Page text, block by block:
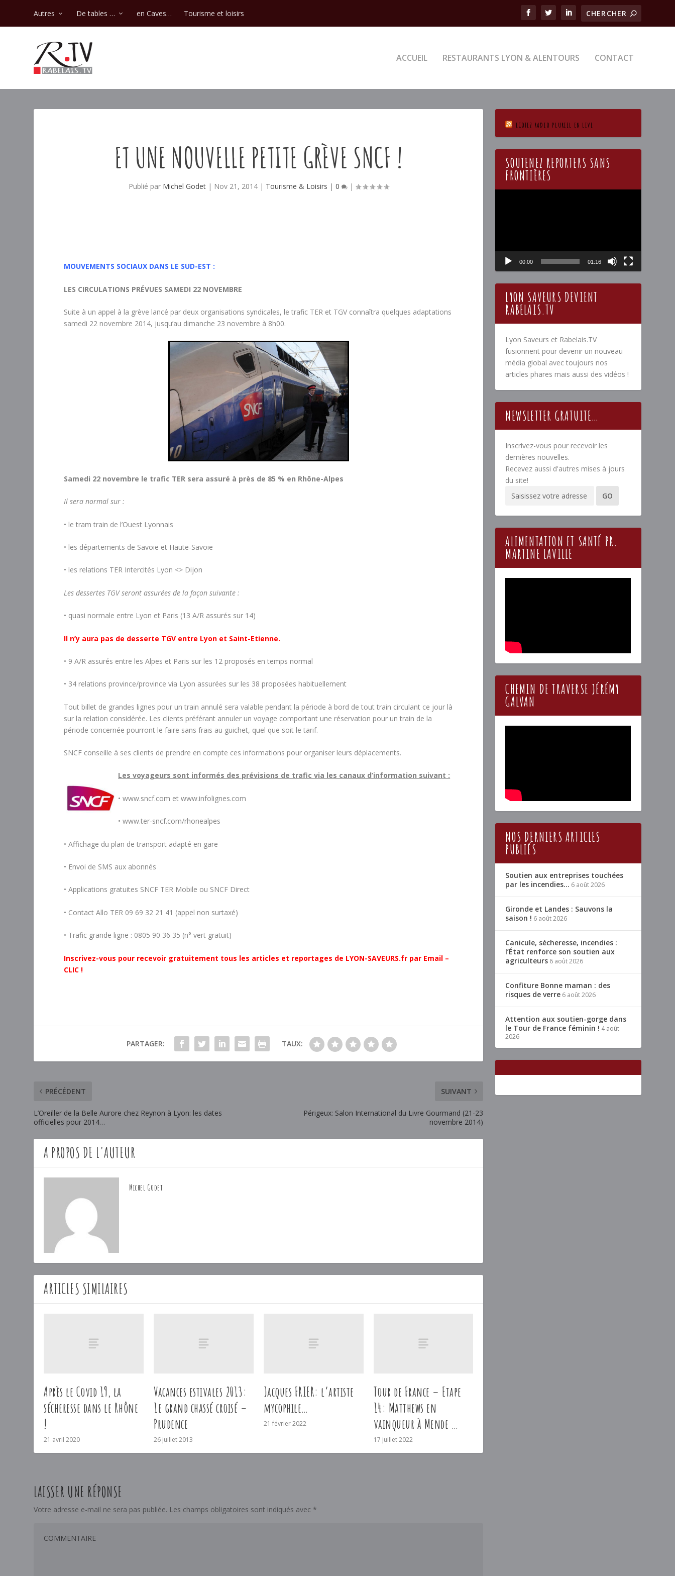
Autres De tables … en Caves… Tourisme et loisirs
ACCUEIL RESTAURANTS LYON & ALENTOURS CONTACT
ET UNE NOUVELLE PETITE GRÈVE SNCF !
Publié par Michel Godet| Nov 21, 2014| Tourisme & Loisirs | 0 |
MOUVEMENTS SOCIAUX DANS LE SUD-EST :
LES CIRCULATIONS PRÉVUES SAMEDI 22 NOVEMBRE
Suite à un appel à la grève lancé par deux organisations syndicales, le trafic TER et TGV connaîtra quelques adaptations
samedi 22 novembre 2014, jusqu’au dimanche 23 novembre à 8h00.
Samedi 22 novembre le trafic TER sera assuré à près de 85 % en Rhône-Alpes
Il sera normal sur :
• le tram train de l’Ouest Lyonnais
• les départements de Savoie et Haute-Savoie
• les relations TER Intercités Lyon <> Dijon
Les dessertes TGV seront assurées de la façon suivante :
• quasi normale entre Lyon et Paris (13 A/R assurés sur 14)
Il n’y aura pas de desserte TGV entre Lyon et Saint-Etienne.
• 9 A/R assurés entre les Alpes et Paris sur les 12 proposés en temps normal
• 34 relations province/province via Lyon assurées sur les 38 proposées habituellement
Tout billet de grandes lignes pour un train annulé sera valable pendant la période à bord de tout train circulant ce jour là
sur la relation considérée. Les clients préférant annuler un voyage comportant une réservation pour un train de la
période concernée pourront le faire sans frais au guichet, quel que soit le tarif.
SNCF conseille à ses clients de prendre en compte ces informations pour organiser leurs déplacements.
Les voyageurs sont informés des prévisions de trafic via les canaux d’information suivant :
• www.sncf.com et www.infolignes.com
• www.ter-sncf.com/rhonealpes
• Affichage du plan de transport adapté en gare
• Envoi de SMS aux abonnés
• Applications gratuites SNCF TER Mobile ou SNCF Direct
• Contact Allo TER 09 69 32 21 41 (appel non surtaxé)
• Trafic grande ligne : 0805 90 36 35 (n° vert gratuit)
Inscrivez-vous pour recevoir gratuitement tous les articles et reportages de LYON-SAVEURS.fr par Email –
CLIC !
PARTAGER: TAUX:
PRÉCÉDENT
L’Oreiller de la Belle Aurore chez Reynon à Lyon: les dates
officielles pour 2014…
SUIVANT
Périgeux: Salon International du Livre Gourmand (21-23
novembre 2014)
A PROPOS DE L'AUTEUR
Michel Godet
ARTICLES SIMILAIRES
Après le Covid 19, la
sécheresse dans le Rhône
!
21 avril 2020
Vacances estivales 2013:
1e grand chassé croisé –
Prudence
26 juillet 2013
Jacques FRIER: l’artiste
mycophile…
21 février 2022
Tour de France – Etape
14: Matthews en
vainqueur à Mende …
17 juillet 2022
LAISSER UNE RÉPONSE
Votre adresse e-mail ne sera pas publiée. Les champs obligatoires sont indiqués avec *
ECOTEZ RADIO PLURIEL EN LIVE
SOUTENEZ REPORTERS SANS
FRONTIÈRES
00:00 01:16
LYON SAVEURS DEVIENT
RABELAIS.TV
Lyon Saveurs et Rabelais.TV
fusionnent pour devenir un nouveau
média global avec toujours nos
articles phares mais aussi des vidéos !
NEWSLETTER GRATUITE…
Inscrivez-vous pour recevoir les
dernières nouvelles.
Recevez aussi d'autres mises à jours
du site!
ALIMENTATION ET SANTÉ PR.
MARTINE LAVILLE
CHEMIN DE TRAVERSE JÉRÉMY
GALVAN
NOS DERNIERS ARTICLES
PUBLIÉS
Soutien aux entreprises touchées
par les incendies… 6 août 2026
Gironde et Landes : Sauvons la
saison ! 6 août 2026
Canicule, sécheresse, incendies :
l’État renforce son soutien aux
agriculteurs 6 août 2026
Confiture Bonne maman : des
risques de verre 6 août 2026
Attention aux soutien-gorge dans
le Tour de France féminin ! 4 août
2026